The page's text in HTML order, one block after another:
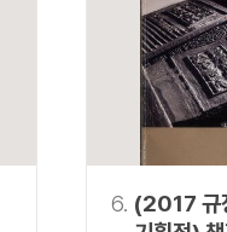
6. (2017 규